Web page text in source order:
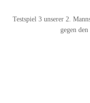
Testspiel 3 unserer 2.
gegen